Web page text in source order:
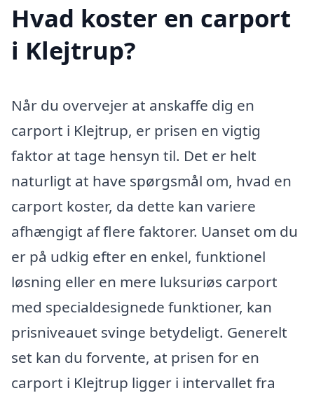
Hvad koster en carport
i Klejtrup?
Når du overvejer at anskaffe dig en
carport i Klejtrup, er prisen en vigtig
faktor at tage hensyn til. Det er helt
naturligt at have spørgsmål om, hvad en
carport koster, da dette kan variere
afhængigt af flere faktorer. Uanset om du
er på udkig efter en enkel, funktionel
løsning eller en mere luksuriøs carport
med specialdesignede funktioner, kan
prisniveauet svinge betydeligt. Generelt
set kan du forvente, at prisen for en
carport i Klejtrup ligger i intervallet fra